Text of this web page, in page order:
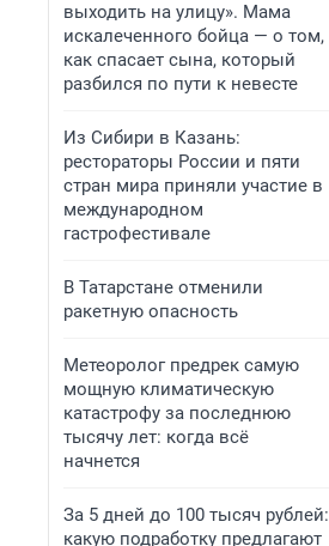
выходить на улицу». Мама
искалеченного бойца — о том,
как спасает сына, который
разбился по пути к невесте
Из Сибири в Казань:
рестораторы России и пяти
стран мира приняли участие в
международном
гастрофестивале
В Татарстане отменили
ракетную опасность
Метеоролог предрек самую
мощную климатическую
катастрофу за последнюю
тысячу лет: когда всё
начнется
За 5 дней до 100 тысяч рублей:
какую подработку предлагают